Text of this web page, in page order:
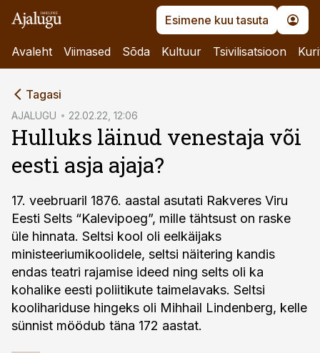
Esimene kuu tasuta
Avaleht Viimased Sõda Kultuur Tsivilisatsioon
Tagasi
AJALUGU 22.02.22, 12:06
Hulluks läinud venestaja või
eesti asja ajaja?
17. veebruaril 1876. aastal asutati Rakveres Viru
Eesti Selts “Kalevipoeg”, mille tähtsust on raske
üle hinnata. Seltsi kool oli eelkäijaks
ministeeriumikoolidele, seltsi näitering kandis
endas teatri rajamise ideed ning selts oli ka
kohalike eesti poliitikute taimelavaks. Seltsi
koolihariduse hingeks oli Mihhail Lindenberg, kelle
sünnist möödub täna 172 aastat.